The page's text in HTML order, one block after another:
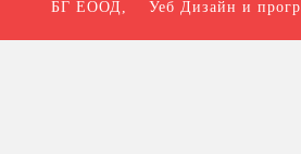
БГ ЕООД , Уеб Дизайн и